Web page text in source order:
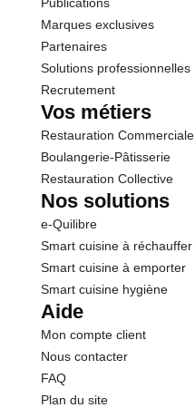
Marques exclusives
Partenaires
Solutions professionnelles
Recrutement
Vos métiers
Restauration Commerciale
Boulangerie-Pâtisserie
Restauration Collective
Nos solutions
e-Quilibre
Smart cuisine à réchauffer
Smart cuisine à emporter
Smart cuisine hygiène
Aide
Mon compte client
Nous contacter
FAQ
Plan du site